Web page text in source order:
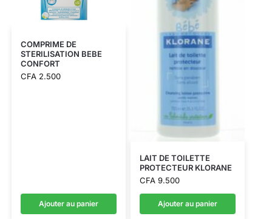
COMPRIME DE
STERILISATION BEBE
CONFORT
CFA2.500
Ajouter au panier
LAIT DE TOILETTE
PROTECTEUR KLORANE
CFA9.500
Ajouter au panier